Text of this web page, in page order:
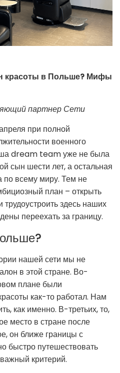
красоты в Польше? Мифы
партнер Сети
при полной
военного
dream team уже не была
сын шести лет, а остальная
по всему миру. Тем не
план – открыть
здесь наших
переехать за границу.
нашей сети мы не
в этой стране. Во-
плане были
как-то работал. Нам
как именно. В-третьих, то,
место в стране после
он ближе границы с
быстро путешествовать
критерий.